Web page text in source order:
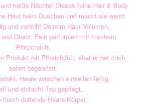
heiße Nächte! Dieses feine Hair & Body
Haut beim Duschen und macht sie weich
und verleiht Deinem Haar Volumen,
Glanz. Fein parfümiert mit frischem
Pfirsichduft.
Produkt mit Pfirsichduft, aber er hat mich
sofort begeistert.
Haare waschen einseifen fertig.
und einfacht Top gepflegt.
frisch duftende Haare/Körper.